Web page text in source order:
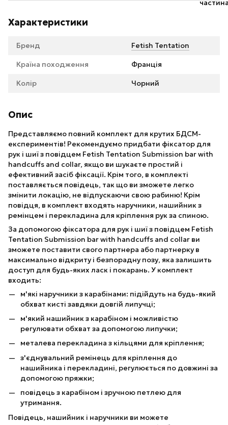
Характеристики
Бренд Fetish Tentation
Країна походження Франція
Колір Чорний
Опис
Представляємо повний комплект для крутих БДСМ-
експериментів! Рекомендуємо придбати фіксатор для
рук і шиї з повідцем Fetish Tentation Submission bar with
handcuffs and collar, якщо ви шукаєте простий і
ефективний засіб фіксації. Крім того, в комплекті
поставляється повідець, так що ви зможете легко
змінити локацію, не відпускаючи свою рабиню! Крім
повідця, в комплект входять наручники, нашийник з
ремінцем і перекладина для кріплення рук за спиною.
За допомогою фіксатора для рук і шиї з повідцем Fetish
Tentation Submission bar with handcuffs and collar ви
зможете поставити свого партнера або партнерку в
максимально відкриту і безпорадну позу, яка залишить
доступ для будь-яких ласк і покарань. У комплект
входить:
м'які наручники з карабінами: підійдуть на будь-який
обхват кисті завдяки довгій липучці;
м'який нашийник з карабіном і можливістю
регулювати обхват за допомогою липучки;
металева перекладина з кільцями для кріплення;
з'єднувальний ремінець для кріплення до
нашийника і перекладині, регулюється по довжині за
допомогою пряжки;
повідець з карабіном і зручною петлею для
утримання.
Повідець, нашийник і наручники ви можете